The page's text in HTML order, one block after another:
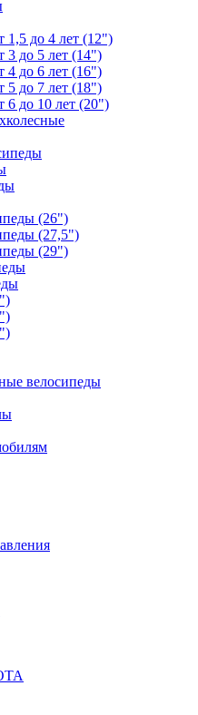
1,5 до 4 лет (12")
3 до 5 лет (14")
4 до 6 лет (16")
5 до 7 лет (18")
6 до 10 лет (20")
(26")
(27,5")
(29")
велосипеды